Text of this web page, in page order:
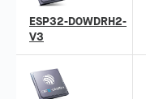
ESP32-D0WDRH2-
V3